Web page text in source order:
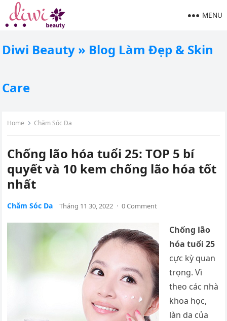
Diwi Beauty » Blog Làm Đẹp & Skin
Care
MENU
Home Chăm Sóc Da
Chống lão hóa tuổi 25: TOP 5 bí
quyết và 10 kem chống lão hóa tốt
nhất
Chăm Sóc Da Tháng 11 30, 2022 · 0 Comment
Chống lão
hóa tuổi 25
cực kỳ quan
trọng. Vì
theo các nhà
khoa học,
làn da của